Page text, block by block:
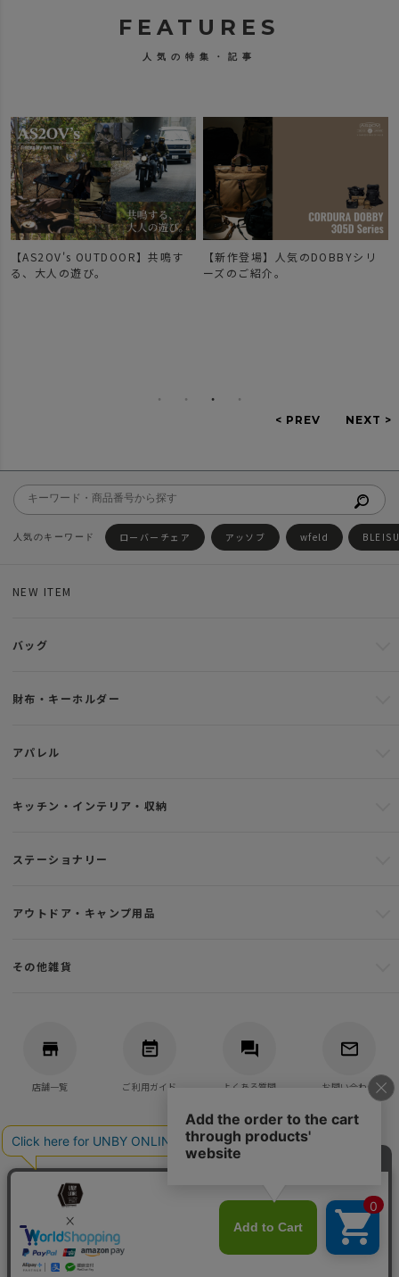
FEATURES
人気の特集・記事
【AS2OV's OUTDOOR】共鳴す
る、大人の遊び。
【新作登場】人気のDOBBYシリ
ーズのご紹介。
ローバーチェア アッソブ wfeld
NEW ITEM
バッグ
財布・キーホルダー
アパレル
キッチン・インテリア・収納
ステーショナリー
アウトドア・キャンプ用品
その他雑貨
店舗一覧 ご利用ガイド よくある質問 お問い合わせ
バッグ・アウトドア・キャンプ用品の通販
UNBY GENERAL GOODS STORE